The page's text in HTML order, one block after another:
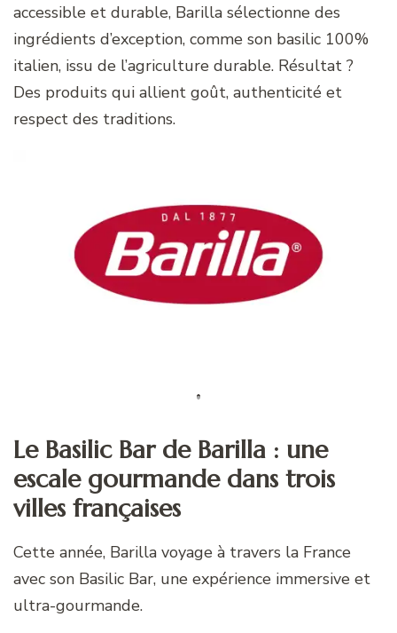
accessible et durable, Barilla sélectionne des
ingrédients d’exception, comme son basilic 100%
italien, issu de l’agriculture durable. Résultat ?
Des produits qui allient goût, authenticité et
respect des traditions.
Le Basilic Bar de Barilla : une
escale gourmande dans trois
villes françaises
Cette année, Barilla voyage à travers la France
avec son Basilic Bar, une expérience immersive et
ultra-gourmande.